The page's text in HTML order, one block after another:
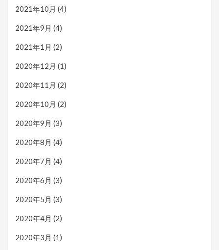
2021年10月 (4)
2021年9月 (4)
2021年1月 (2)
2020年12月 (1)
2020年11月 (2)
2020年10月 (2)
2020年9月 (3)
2020年8月 (4)
2020年7月 (4)
2020年6月 (3)
2020年5月 (3)
2020年4月 (2)
2020年3月 (1)